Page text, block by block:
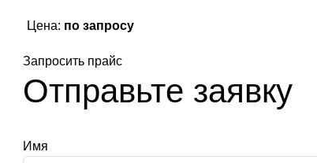
Цена: по запросу
Запросить прайс
Отправьте заявку
Имя